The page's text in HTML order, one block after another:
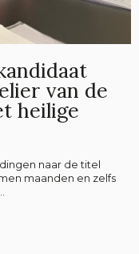
van de
heilige
naar de titel
maanden en zelfs